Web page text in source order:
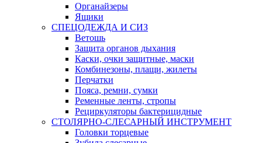
Органайзеры
Ящики
СПЕЦОДЕЖДА И СИЗ
Ветошь
Защита органов дыхания
Каски, очки защитные, маски
Комбинезоны, плащи, жилеты
Перчатки
Пояса, ремни, сумки
Ременные ленты, стропы
Рециркуляторы бактерицидные
СТОЛЯРНО-СЛЕСАРНЫЙ ИНСТРУМЕНТ
Головки торцевые